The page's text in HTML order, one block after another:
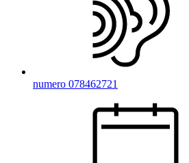
numero 078462721